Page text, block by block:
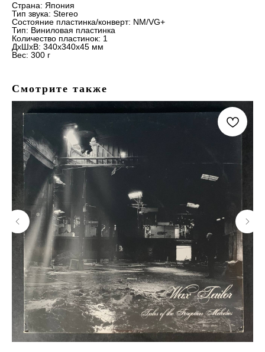
Страна: Япония
Тип звука: Stereo
Состояние пластинка/конверт: NM/VG+
Тип: Виниловая пластинка
Количество пластинок: 1
ДxШxВ: 340x340x45 мм
Вес: 300 г
Смотрите также